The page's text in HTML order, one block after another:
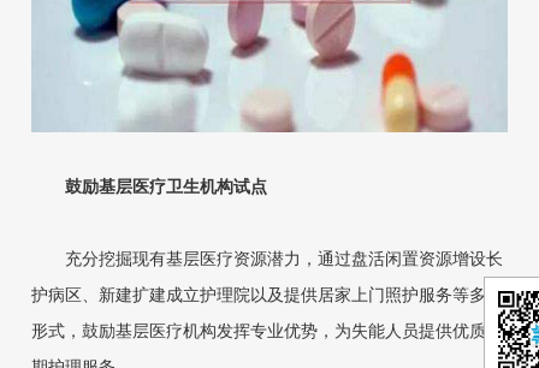
鼓励基层医疗卫生机构试点
充分挖掘现有基层医疗资源潜力，通过盘活闲置资源增设长
护病区、新建扩建成立护理院以及提供居家上门照护服务等多种
形式，鼓励基层医疗机构发挥专业优势，为失能人员提供优质长